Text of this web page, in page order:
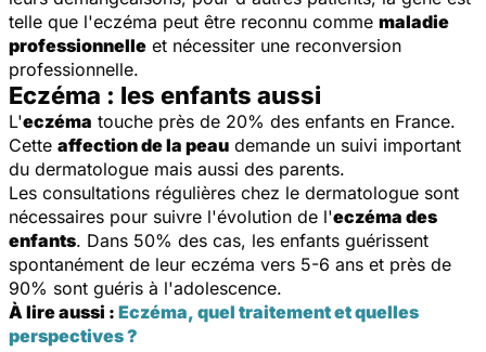
telle que l'eczéma peut être reconnu comme maladie
professionnelle et nécessiter une reconversion
professionnelle.
Eczéma : les enfants aussi
L'eczéma touche près de 20% des enfants en France.
Cette affection de la peau demande un suivi important
du dermatologue mais aussi des parents.
Les consultations régulières chez le dermatologue sont
nécessaires pour suivre l'évolution de l'eczéma des
enfants. Dans 50% des cas, les enfants guérissent
spontanément de leur eczéma vers 5-6 ans et près de
90% sont guéris à l'adolescence.
À lire aussi : Eczéma, quel traitement et quelles
perspectives ?